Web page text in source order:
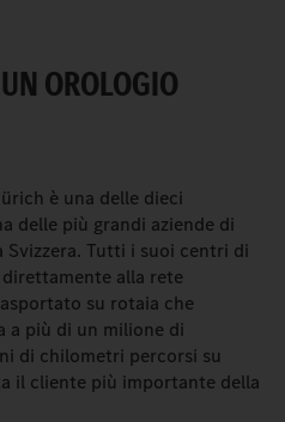
OROLOGIO
è una delle dieci
delle più grandi aziende di
Tutti i suoi centri di
alla rete
su rotaia che
a più di un milione di
di chilometri percorsi su
il cliente più importante della